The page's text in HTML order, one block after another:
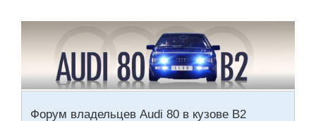
Форум владельцев Audi 80 в кузове В2